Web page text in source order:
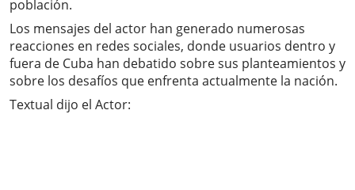
población.
Los mensajes del actor han generado numerosas
reacciones en redes sociales, donde usuarios dentro y
fuera de Cuba han debatido sobre sus planteamientos y
sobre los desafíos que enfrenta actualmente la nación.
Textual dijo el Actor: